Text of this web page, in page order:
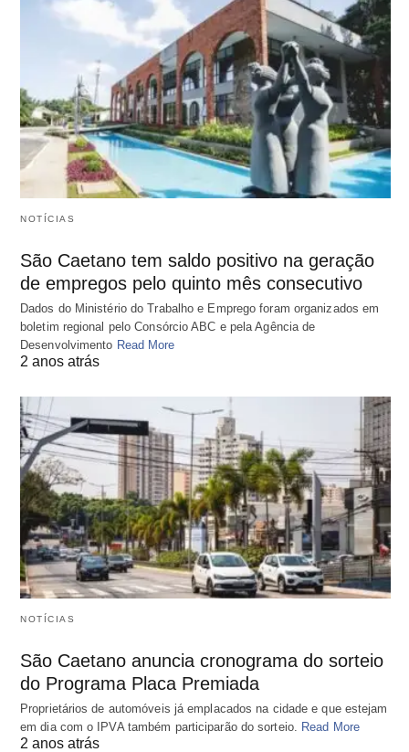
NOTÍCIAS
São Caetano tem saldo positivo na geração
de empregos pelo quinto mês consecutivo
Dados do Ministério do Trabalho e Emprego foram organizados em
boletim regional pelo Consórcio ABC e pela Agência de
Desenvolvimento Read More
2 anos atrás
NOTÍCIAS
São Caetano anuncia cronograma do sorteio
do Programa Placa Premiada
Proprietários de automóveis já emplacados na cidade e que estejam
em dia com o IPVA também participarão do sorteio. Read More
2 anos atrás